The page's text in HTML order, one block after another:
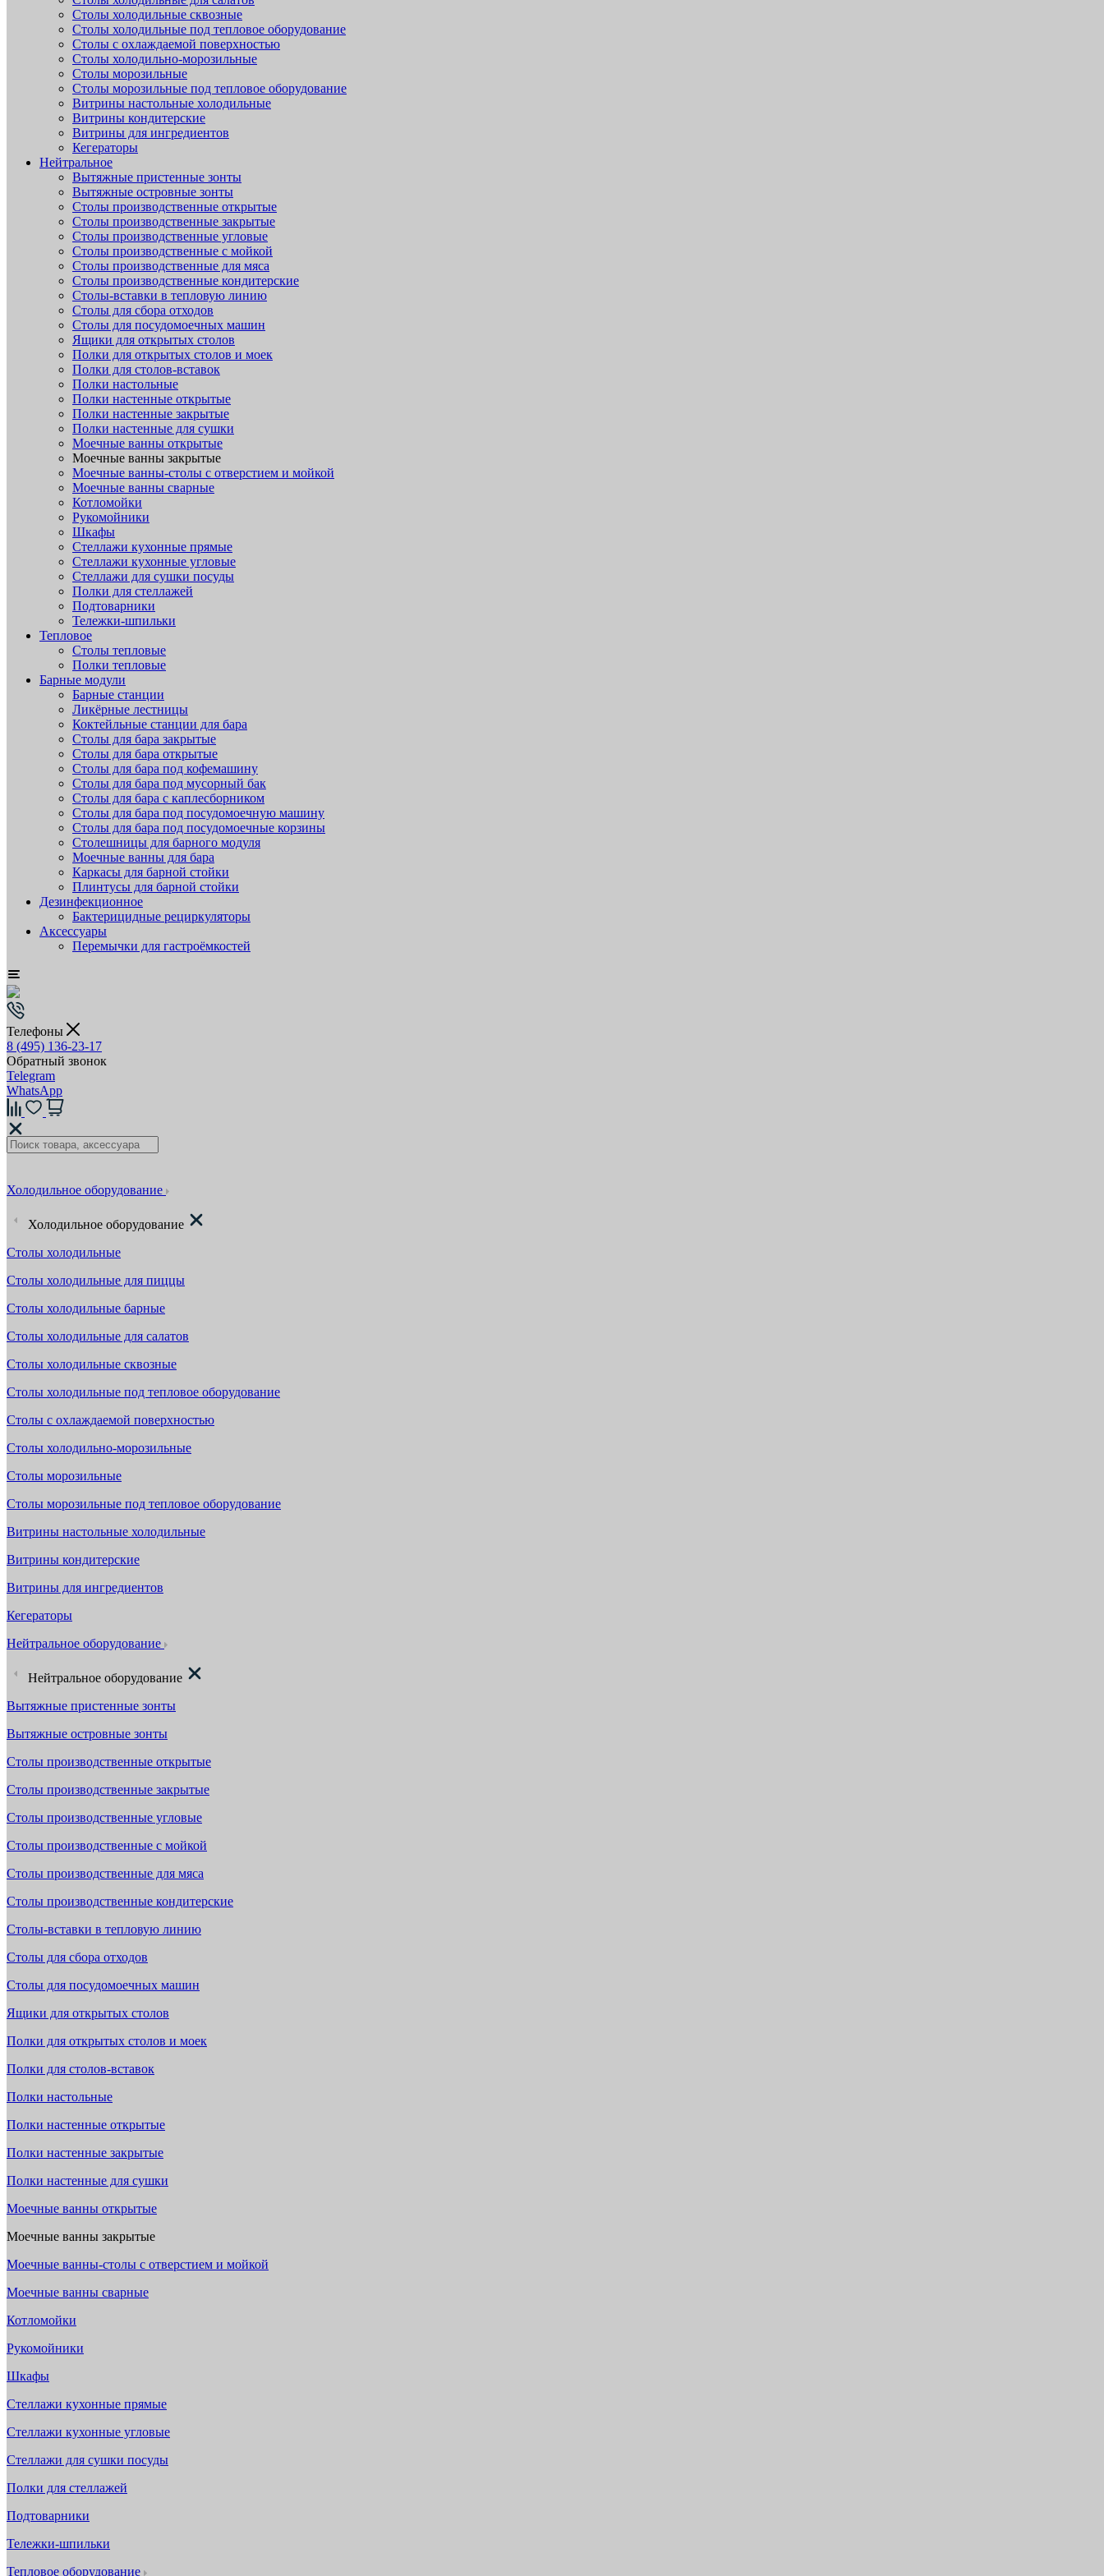
Столы холодильные сквозные
Столы холодильные под тепловое оборудование
Столы с охлаждаемой поверхностью
Столы холодильно-морозильные
Столы морозильные
Столы морозильные под тепловое оборудование
Витрины настольные холодильные
Витрины кондитерские
Витрины для ингредиентов
Кегераторы
Нейтральное
Вытяжные пристенные зонты
Вытяжные островные зонты
Столы производственные открытые
Столы производственные закрытые
Столы производственные угловые
Столы производственные с мойкой
Столы производственные для мяса
Столы производственные кондитерские
Столы-вставки в тепловую линию
Столы для сбора отходов
Столы для посудомоечных машин
Ящики для открытых столов
Полки для открытых столов и моек
Полки для столов-вставок
Полки настольные
Полки настенные открытые
Полки настенные закрытые
Полки настенные для сушки
Моечные ванны открытые
Моечные ванны закрытые
Моечные ванны-столы с отверстием и мойкой
Моечные ванны сварные
Котломойки
Рукомойники
Шкафы
Стеллажи кухонные прямые
Стеллажи кухонные угловые
Стеллажи для сушки посуды
Полки для стеллажей
Подтоварники
Тележки-шпильки
Тепловое
Столы тепловые
Полки тепловые
Барные модули
Барные станции
Ликёрные лестницы
Коктейльные станции для бара
Столы для бара закрытые
Столы для бара открытые
Столы для бара под кофемашину
Столы для бара под мусорный бак
Столы для бара с каплесборником
Столы для бара под посудомоечную машину
Столы для бара под посудомоечные корзины
Столешницы для барного модуля
Моечные ванны для бара
Каркасы для барной стойки
Плинтусы для барной стойки
Дезинфекционное
Бактерицидные рециркуляторы
Аксессуары
Перемычки для гастроёмкостей
Телефоны
8 (495) 136-23-17
Обратный звонок
Telegram
WhatsApp
Холодильное оборудование
Холодильное оборудование
Столы холодильные
Столы холодильные для пиццы
Столы холодильные барные
Столы холодильные для салатов
Столы холодильные сквозные
Столы холодильные под тепловое оборудование
Столы с охлаждаемой поверхностью
Столы холодильно-морозильные
Столы морозильные
Столы морозильные под тепловое оборудование
Витрины настольные холодильные
Витрины кондитерские
Витрины для ингредиентов
Кегераторы
Нейтральное оборудование
Нейтральное оборудование
Вытяжные пристенные зонты
Вытяжные островные зонты
Столы производственные открытые
Столы производственные закрытые
Столы производственные угловые
Столы производственные с мойкой
Столы производственные для мяса
Столы производственные кондитерские
Столы-вставки в тепловую линию
Столы для сбора отходов
Столы для посудомоечных машин
Ящики для открытых столов
Полки для открытых столов и моек
Полки для столов-вставок
Полки настольные
Полки настенные открытые
Полки настенные закрытые
Полки настенные для сушки
Моечные ванны открытые
Моечные ванны закрытые
Моечные ванны-столы с отверстием и мойкой
Моечные ванны сварные
Котломойки
Рукомойники
Шкафы
Стеллажи кухонные прямые
Стеллажи кухонные угловые
Стеллажи для сушки посуды
Полки для стеллажей
Подтоварники
Тележки-шпильки
Тепловое оборудование